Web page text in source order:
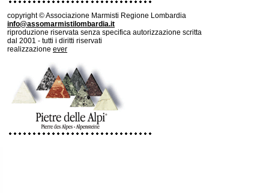
copyright © Associazione Marmisti Regione Lombardia
info@assomarmistilombardia.it
riproduzione riservata senza specifica autorizzazione scritta
dal 2001 - tutti i diritti riservati
realizzazione ever